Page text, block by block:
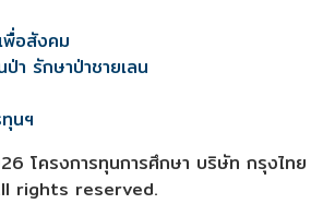
พื่อสังคม
า รักษาป่าชายเลน
นฯ
โครงการทุนการศึกษา บริษัท กรุงไทย
rights reserved.